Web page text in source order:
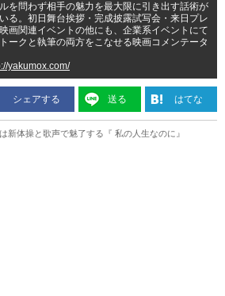
を問わず相手の魅力を最大限に引き出す話術が
る。初日舞台挨拶・完成披露試写会・来日プレ
画関連イベントの他にも、企業系イベントにて
ークと執筆の両方をこなせる映画コメンテータ
yakumox.com/
シェアする 送る はてな
新体操と歌声で魅了する『 私の人生なのに』